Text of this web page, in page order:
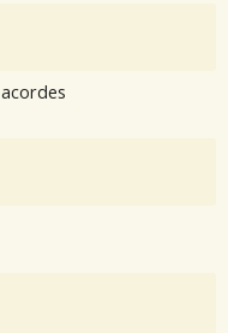
acordes